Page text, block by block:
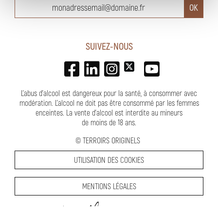
SUIVEZ-NOUS
L'abus d'alcool est dangereux pour la santé, à consommer avec
modération. L’alcool ne doit pas être consommé par les femmes
enceintes. La vente d'alcool est interdite au mineurs
de moins de 18 ans.
© TERROIRS ORIGINELS
UTILISATION DES COOKIES
MENTIONS LÉGALES